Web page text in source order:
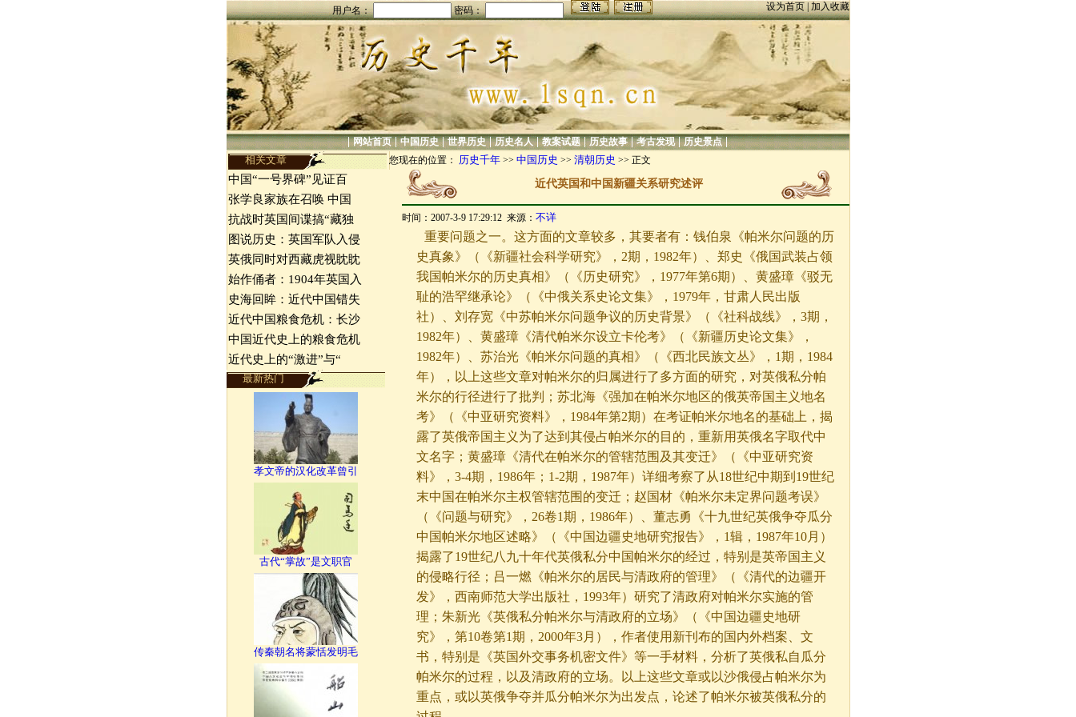
用户名： 密码： 设为首页| 加入收藏
|网站首页|中国历史|世界历史|历史名人|教案试题|历史故事|考古发现|历史景点|
相关文章
您现在的位置： 历史千年>> 中国历史 >> 清朝历史 >> 正文
中国“一号界碑”见证百
张学良家族在召唤 中国
抗战时英国间谍搞“藏独
图说历史：英国军队入侵
英俄同时对西藏虎视眈眈
始作俑者：1904年英国入
史海回眸：近代中国错失
近代中国粮食危机：长沙
中国近代史上的粮食危机
近代史上的“激进”与“
最新热门
孝文帝的汉化改革曾引
古代“掌故”是文职官
传秦朝名将蒙恬发明毛
近代英国和中国新疆关系研究述评
时间：2007-3-9 17:29:12 来源： 不详
重要问题之一。这方面的文章较多，其要者有：钱伯泉《帕米尔问题的历
史真象》（《新疆社会科学研究》，2期，1982年）、郑史《俄国武装占领
我国帕米尔的历史真相》（《历史研究》，1977年第6期）、黄盛璋《驳无
耻的浩罕继承论》（《中俄关系史论文集》，1979年，甘肃人民出版
社）、刘存宽《中苏帕米尔问题争议的历史背景》（《社科战线》，3期，
1982年）、黄盛璋《清代帕米尔设立卡伦考》（《新疆历史论文集》，
1982年）、苏治光《帕米尔问题的真相》（《西北民族文丛》，1期，1984
年），以上这些文章对帕米尔的归属进行了多方面的研究，对英俄私分帕
米尔的行径进行了批判；苏北海《强加在帕米尔地区的俄英帝国主义地名
考》（《中亚研究资料》，1984年第2期）在考证帕米尔地名的基础上，揭
露了英俄帝国主义为了达到其侵占帕米尔的目的，重新用英俄名字取代中
文名字；黄盛璋《清代在帕米尔的管辖范围及其变迁》（《中亚研究资
料》，3-4期，1986年；1-2期，1987年）详细考察了从18世纪中期到19世纪
末中国在帕米尔主权管辖范围的变迁；赵国材《帕米尔未定界问题考误》
（《问题与研究》，26卷1期，1986年）、董志勇《十九世纪英俄争夺瓜分
中国帕米尔地区述略》（《中国边疆史地研究报告》，1辑，1987年10月）
揭露了19世纪八九十年代英俄私分中国帕米尔的经过，特别是英帝国主义
的侵略行径；吕一燃《帕米尔的居民与清政府的管理》（《清代的边疆开
发》，西南师范大学出版社，1993年）研究了清政府对帕米尔实施的管
理；朱新光《英俄私分帕米尔与清政府的立场》（《中国边疆史地研
究》，第10卷第1期，2000年3月），作者使用新刊布的国内外档案、文
书，特别是《英国外交事务机密文件》等一手材料，分析了英俄私自瓜分
帕米尔的过程，以及清政府的立场。以上这些文章或以沙俄侵占帕米尔为
重点，或以英俄争夺并瓜分帕米尔为出发点，论述了帕米尔被英俄私分的